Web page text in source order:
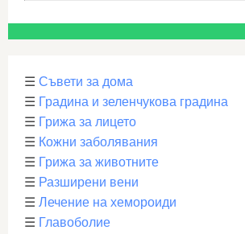
☰ Съвети за дома
☰ Градина и зеленчукова градина
☰ Грижа за лицето
☰ Кожни заболявания
☰ Грижа за животните
☰ Разширени вени
☰ Лечение на хемороиди
☰ Главоболие